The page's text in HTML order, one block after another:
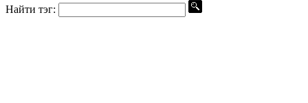
Найти тэг: